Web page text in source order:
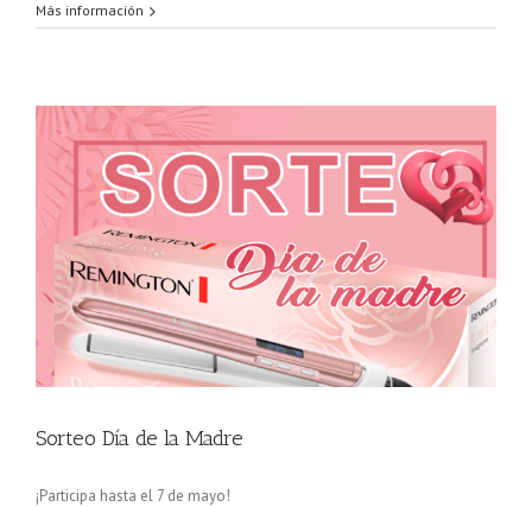
pulseras
Más información
Sorteo Día de la Madre
¡Participa hasta el 7 de mayo!